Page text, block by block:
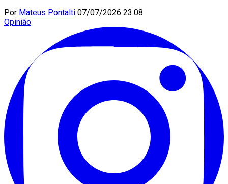
Por Mateus Pontalti 07/07/2026 23:08
Opinião